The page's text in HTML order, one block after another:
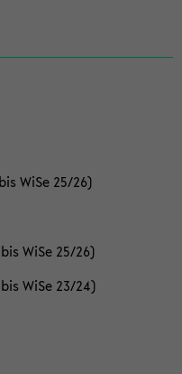
WiSe 25/26)
WiSe 25/26)
WiSe 23/24)